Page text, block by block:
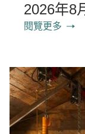
2026年8
閱覽更多